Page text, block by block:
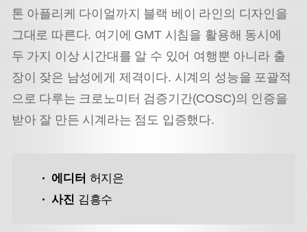
톤 아플리케 다이얼까지 블랙 베이 라인의 디자인을
그대로 따른다. 여기에 GMT 시침을 활용해 동시에
두 가지 이상 시간대를 알 수 있어 여행뿐 아니라 출
장이 잦은 남성에게 제격이다. 시계의 성능을 포괄적
으로 다루는 크로노미터 검증기간(COSC)의 인증을
받아 잘 만든 시계라는 점도 입증했다.
에디터 허지은
사진 김흥수